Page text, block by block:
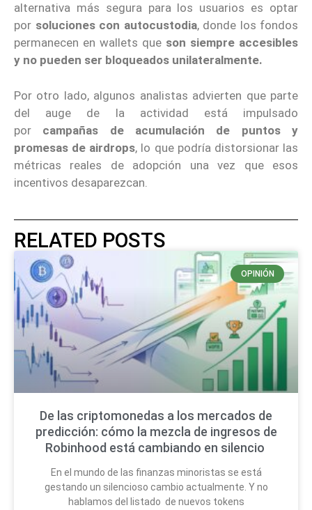
alternativa más segura para los usuarios es optar
por soluciones con autocustodia, donde los fondos
permanecen en wallets que son siempre accesibles
y no pueden ser bloqueados unilateralmente.
Por otro lado, algunos analistas advierten que parte
del auge de la actividad está impulsado
por campañas de acumulación de puntos y
promesas de airdrops, lo que podría distorsionar las
métricas reales de adopción una vez que esos
incentivos desaparezcan.
RELATED POSTS
OPINIÓN
De las criptomonedas a los mercados de
predicción: cómo la mezcla de ingresos de
Robinhood está cambiando en silencio
En el mundo de las finanzas minoristas se está
gestando un silencioso cambio actualmente. Y no
hablamos del listado de nuevos tokens